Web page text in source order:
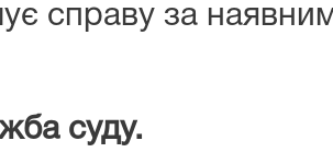
справу за
суду.